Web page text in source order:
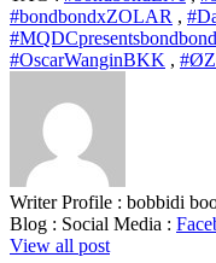
#bondbondxZOLAR ,
#OscarWanginBKK ,
Writer Profile : bobbidi
Blog : Social Media :
View all post